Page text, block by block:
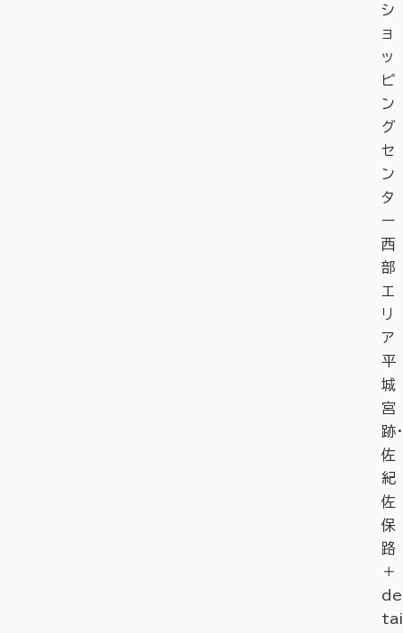
シ
ョ
ッ
ピ
ン
グ
セ
ン
タ
ー
西
部
エ
リ
ア
平
城
宮
跡・
佐
紀
佐
保
路
＋
de
tai